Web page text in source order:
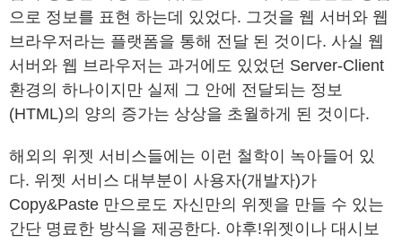
으로 정보를 표현 하는데 있었다. 그것을 웹 서버와 웹
브라우저라는 플랫폼을 통해 전달 된 것이다. 사실 웹
서버와 웹 브라우저는 과거에도 있었던 Server-Client
환경의 하나이지만 실제 그 안에 전달되는 정보
(HTML)의 양의 증가는 상상을 초월하게 된 것이다.
해외의 위젯 서비스들에는 이런 철학이 녹아들어 있
다. 위젯 서비스 대부분이 사용자(개발자)가
Copy&Paste 만으로도 자신만의 위젯을 만들 수 있는
간단 명료한 방식을 제공한다. 야후!위젯이나 대시보